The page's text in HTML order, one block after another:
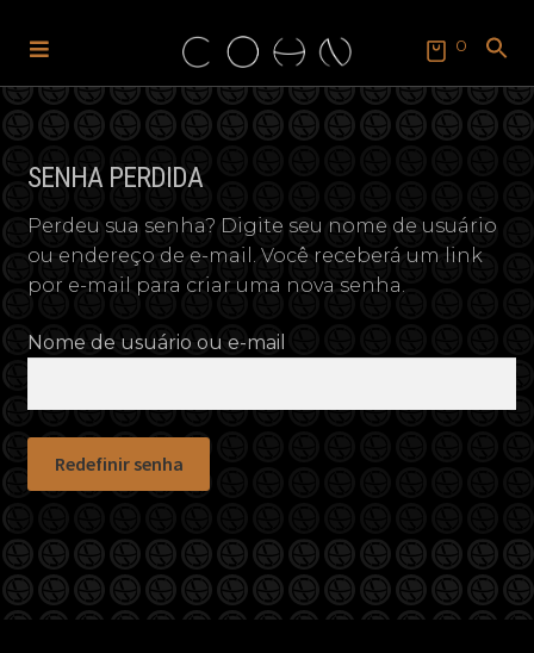
navegação
o
conteúdo
0
SEARCH
FOR:
Search Button
SENHA PERDIDA
Perdeu sua senha? Digite seu nome de usuário
ou endereço de e-mail. Você receberá um link
por e-mail para criar uma nova senha.
Nome de usuário ou e-mail
Redefinir senha